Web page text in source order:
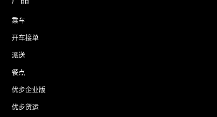
乘车
开车接单
派送
餐点
优步企业版
优步货运